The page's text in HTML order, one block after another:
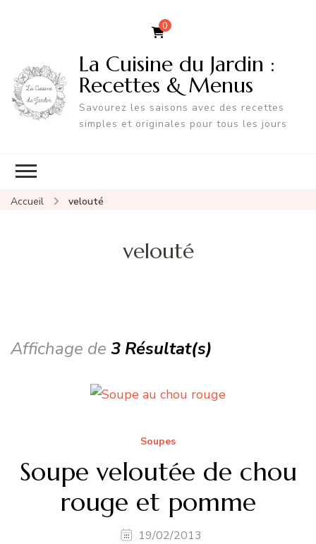
0
La Cuisine du Jardin :
Recettes & Menus
Savourez les saisons avec des recettes
simples et originales pour tous les jours
Accueil velouté
velouté
Affichage de 3 Résultat(s)
Soupes
Soupe veloutée de chou
rouge et pomme
19/02/2013